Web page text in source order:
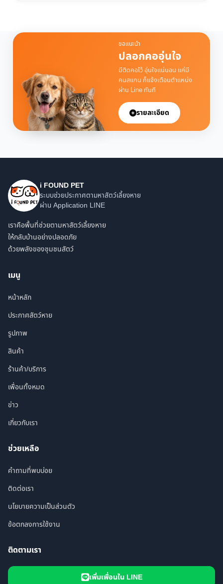
ขอแนะนำ
ปลอกคออุ่นใจ
มีติดคอไว้ อุ่นใจแน่นอน แค่มี
คนสแกน ก็แจ้งเตือนตำแหน่ง
ผ่าน Line ทันที
รายละเอียด
i FOUND PET
ระบบช่วยประกาศตามหาสัตว์เลี้ยงหาย
ผ่าน Application LINE
เราคือพื้นที่ช่วยตามหาสัตว์เลี้ยงหาย
ให้กลับบ้านอย่างปลอดภัย
ด้วยพลังของชุมชนสัตว์
เมนู
หน้าหลัก
ประกาศสัตว์หาย
รูปภาพ
สินค้า
ร้านค้า/บริการ
เพื่อนทั้งหมด
ข่าว
เกี่ยวกับเรา
ช่วยเหลือ
คำถามที่พบบ่อย
ติดต่อเรา
นโยบายความเป็นส่วนตัว
ข้อตกลงการใช้งาน
ติดตามเรา
เพิ่มเพื่อนใน LINE